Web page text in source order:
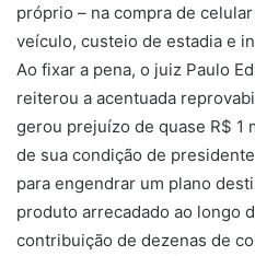
próprio – na compra de
veículo, custeio de estadia e
Ao fixar a pena, o juiz Paulo
reiterou a acentuada
gerou prejuízo de quase R$ 1
de sua condição de
para engendrar um plano
produto arrecadado ao longo
contribuição de dezenas de